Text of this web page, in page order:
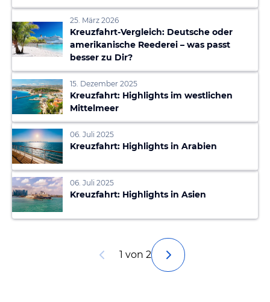
25. März 2026
Kreuzfahrt-Vergleich: Deutsche oder
amerikanische Reederei – was passt
besser zu Dir?
15. Dezember 2025
Kreuzfahrt: Highlights im westlichen
Mittelmeer
06. Juli 2025
Kreuzfahrt: Highlights in Arabien
06. Juli 2025
Kreuzfahrt: Highlights in Asien
1 von 2